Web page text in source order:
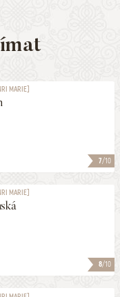
7/10
MARIE]
8/10
MARIE]